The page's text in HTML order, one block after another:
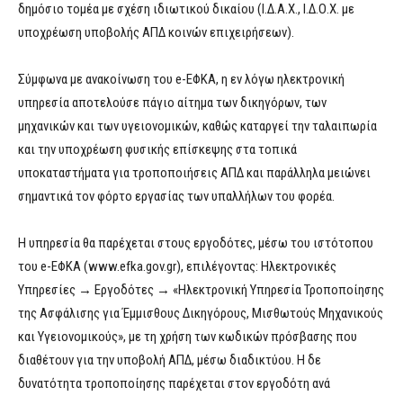
δημόσιο τομέα με σχέση ιδιωτικού δικαίου (Ι.Δ.Α.Χ., Ι.Δ.Ο.Χ. με
υποχρέωση υποβολής ΑΠΔ κοινών επιχειρήσεων).
Σύμφωνα με ανακοίνωση του e-ΕΦΚΑ, η εν λόγω ηλεκτρονική
υπηρεσία αποτελούσε πάγιο αίτημα των δικηγόρων, των
μηχανικών και των υγειονομικών, καθώς καταργεί την ταλαιπωρία
και την υποχρέωση φυσικής επίσκεψης στα τοπικά
υποκαταστήματα για τροποποιήσεις ΑΠΔ και παράλληλα μειώνει
σημαντικά τον φόρτο εργασίας των υπαλλήλων του φορέα.
Η υπηρεσία θα παρέχεται στους εργοδότες, μέσω του ιστότοπου
του e-ΕΦΚΑ (www.efka.gov.gr), επιλέγοντας: Ηλεκτρονικές
Υπηρεσίες → Εργοδότες → «Ηλεκτρονική Υπηρεσία Τροποποίησης
της Ασφάλισης για Έμμισθους Δικηγόρους, Μισθωτούς Μηχανικούς
και Υγειονομικούς», με τη χρήση των κωδικών πρόσβασης που
διαθέτουν για την υποβολή ΑΠΔ, μέσω διαδικτύου. Η δε
δυνατότητα τροποποίησης παρέχεται στον εργοδότη ανά